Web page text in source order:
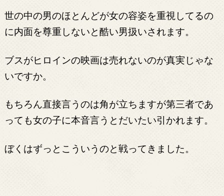
世の中の男のほとんどが女の容姿を重視してるの
に内面を尊重しないと酷い男扱いされます。
ブスがヒロインの映画は売れないのが真実じゃな
いですか。
もちろん直接言うのは角が立ちますが第三者であ
っても女の子に本音言うとだいたい引かれます。
ぼくはずっとこういうのと戦ってきました。